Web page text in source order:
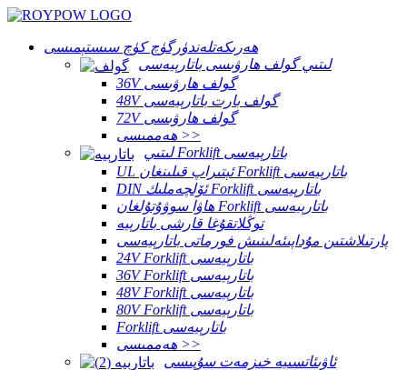
ھەرىكەتلەندۈرگۈچ كۈچ سىستېمىسى
لىتىي گولف ھارۋىسى باتارېيەسى
36V گولف ھارۋىسى
48V گولف بارت باتارېيەسى
72V گولف ھارۋىسى
ھەممىسى >>
لىتىي Forklift باتارېيەسى
UL ئېتىراپ قىلىنغان Forklift باتارېيەسى
DIN ئۆلچەملىك Forklift باتارېيەسى
ھاۋا سوۋۇتۇلغان Forklift باتارېيەسى
توڭلاتقۇغا قارشى باتارېيە
پارتىلاشتىن مۇداپىئەلىنىش فورماتى باتارېيەسى
24V Forklift باتارېيەسى
36V Forklift باتارېيەسى
48V Forklift باتارېيەسى
80V Forklift باتارېيەسى
Forklift باتارېيەسى
ھەممىسى >>
ئاۋىئاتسىيە خىزمەت سۇپىسى